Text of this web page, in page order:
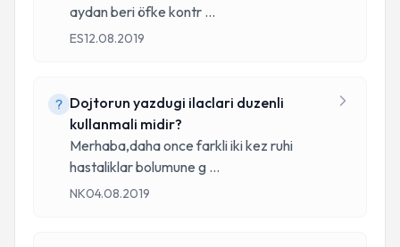
aydan beri öfke kontr ...
ES12.08.2019
Dojtorun yazdugi ilaclari duzenli
kullanmali midir?
Merhaba,daha once farkli iki kez ruhi
hastaliklar bolumune g ...
NK04.08.2019